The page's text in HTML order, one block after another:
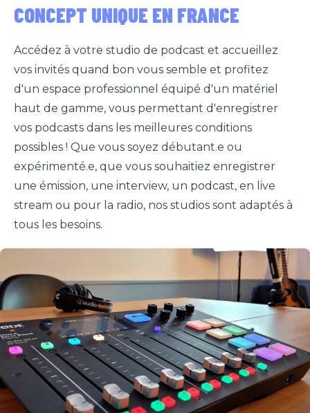
CONCEPT UNIQUE EN FRANCE
Accédez à votre studio de podcast et accueillez
vos invités quand bon vous semble et profitez
d'un espace professionnel équipé d'un matériel
haut de gamme, vous permettant d'enregistrer
vos podcasts dans les meilleures conditions
possibles ! Que vous soyez débutant.e ou
expérimenté.e, que vous souhaitiez enregistrer
une émission, une interview, un podcast, en live
stream ou pour la radio, nos studios sont adaptés à
tous les besoins.